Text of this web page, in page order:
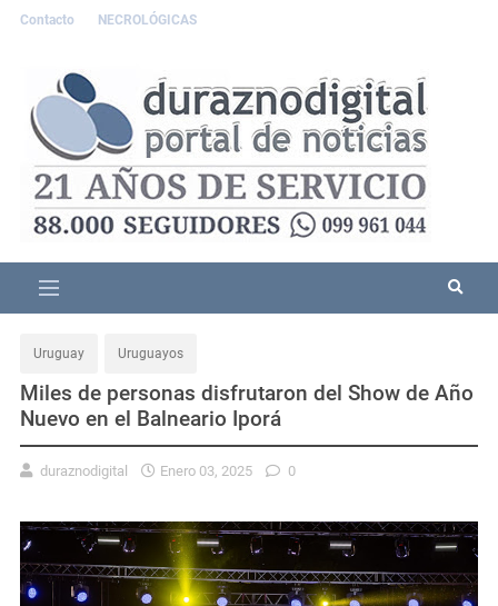
Contacto NECROLÓGICAS
Uruguay Uruguayos
Miles de personas disfrutaron del Show de Año
Nuevo en el Balneario Iporá
duraznodigital Enero 03, 2025 0